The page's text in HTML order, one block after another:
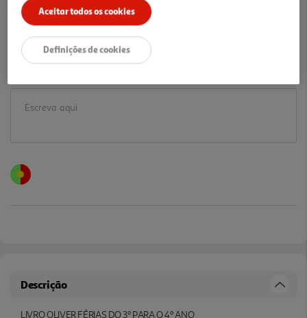
7,70 €PVP de editor
5,39 €
Promoção: de 15/6/2026 a 31/8/2026
Descrição
LIVRO OLIVER FÉRIAS DO 3º PARA O 4º ANO
Aceitar todos os cookies
Definições de cookies